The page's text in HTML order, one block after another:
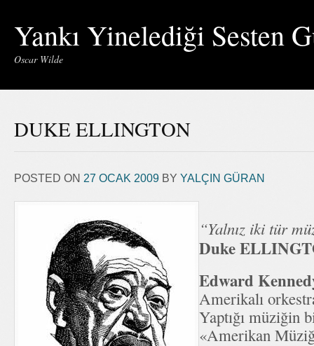
Yankı Yinelediği Sesten
Oscar Wilde
DUKE ELLINGTON
POSTED ON 27 OCAK 2009 BY YALÇIN GÜRAN
“Yalnız iki tür
Duke
Edward
Amerikalı
Yaptığı müziğin
«Amerikan